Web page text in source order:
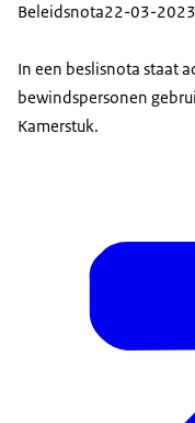
Beleidsnota22-03-2023
In een beslisnota staat
bewindspersonen
Kamerstuk.